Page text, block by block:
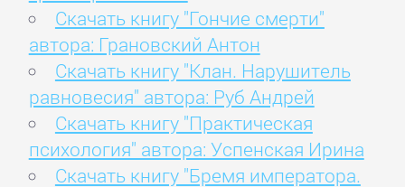
Скачать книгу "Гончие смерти"
автора: Грановский Антон
Скачать книгу "Клан. Нарушитель
равновесия" автора: Руб Андрей
Скачать книгу "Практическая
психология" автора: Успенская Ирина
Скачать книгу "Бремя императора.